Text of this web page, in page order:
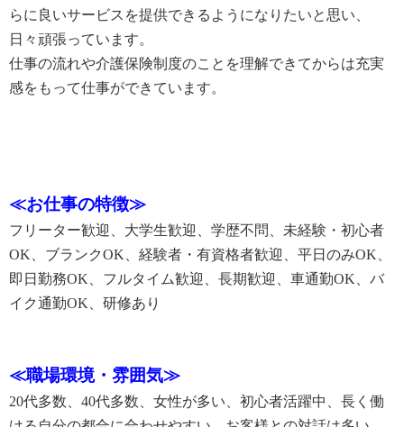
らに良いサービスを提供できるようになりたいと思い、
日々頑張っています。
仕事の流れや介護保険制度のことを理解できてからは充実
感をもって仕事ができています。
≪お仕事の特徴≫
フリーター歓迎、大学生歓迎、学歴不問、未経験・初心者
OK、ブランクOK、経験者・有資格者歓迎、平日のみOK、
即日勤務OK、フルタイム歓迎、長期歓迎、車通勤OK、バ
イク通勤OK、研修あり
≪職場環境・雰囲気≫
20代多数、40代多数、女性が多い、初心者活躍中、長く働